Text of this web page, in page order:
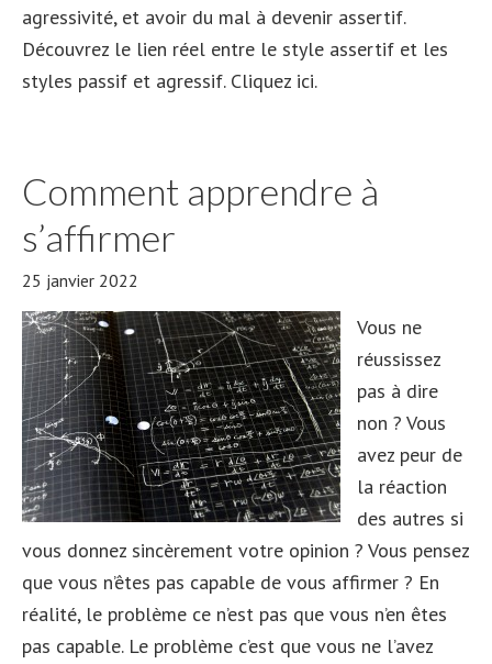
agressivité, et avoir du mal à devenir assertif.
Découvrez le lien réel entre le style assertif et les
styles passif et agressif. Cliquez ici.
Comment apprendre à
s’affirmer
25 janvier 2022
Vous ne
réussissez
pas à dire
non ? Vous
avez peur de
la réaction
des autres si
vous donnez sincèrement votre opinion ? Vous pensez
que vous n’êtes pas capable de vous affirmer ? En
réalité, le problème ce n’est pas que vous n’en êtes
pas capable. Le problème c’est que vous ne l’avez